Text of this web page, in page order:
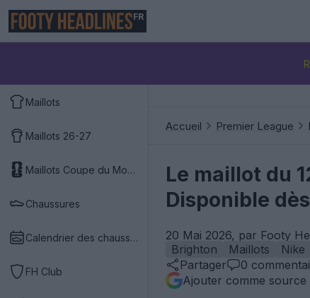
FR
Maillots
Maillots 26-27
Maillots Coupe du Monde 2026
Chaussures
Calendrier des chaussures
FH Club
Accueil Premier League
Le maillot du
Disponible
20 Mai 2026, par Footy
Brighton
Maillots Nike
Partager
0
Ajouter comme